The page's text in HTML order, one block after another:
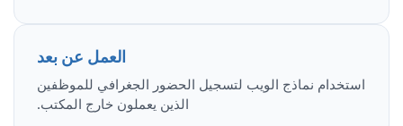
العمل عن بعد
استخدام نماذج الويب لتسجيل الحضور الجغرافي للموظفين
الذين يعملون خارج المكتب.